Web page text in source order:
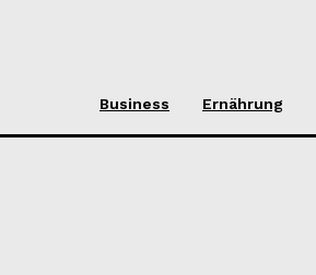
Business Ernährung